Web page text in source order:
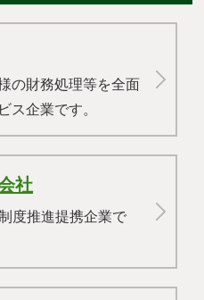
の財務処理等を全面
ス企業です。
社
度推進提携企業で